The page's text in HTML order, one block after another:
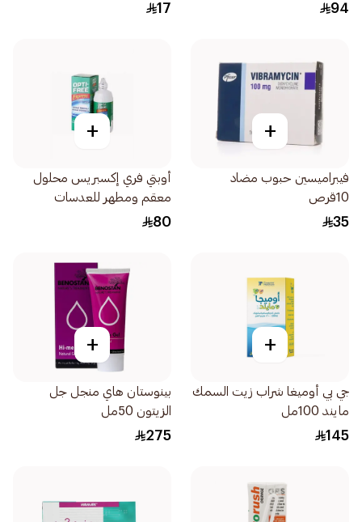
94
17
+
فيبراميسين حبوب مضاد
10قرص
35
+
أوبتي فري إكسبريس محلول
معقم ومطهر للعدسات
355مل
80
+
جي بي أوميغا شراب زيت السمك
مايند 100مل
145
+
بينوستان هاي منجل جل
الزيتون 50مل
275